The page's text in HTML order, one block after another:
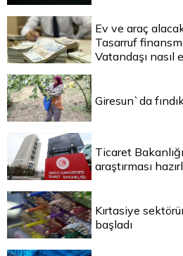
Ev ve araç
Tasarruf
Vatandaşı nasıl
Giresun`da
Ticaret
araştırması
Kırtasiye
başladı